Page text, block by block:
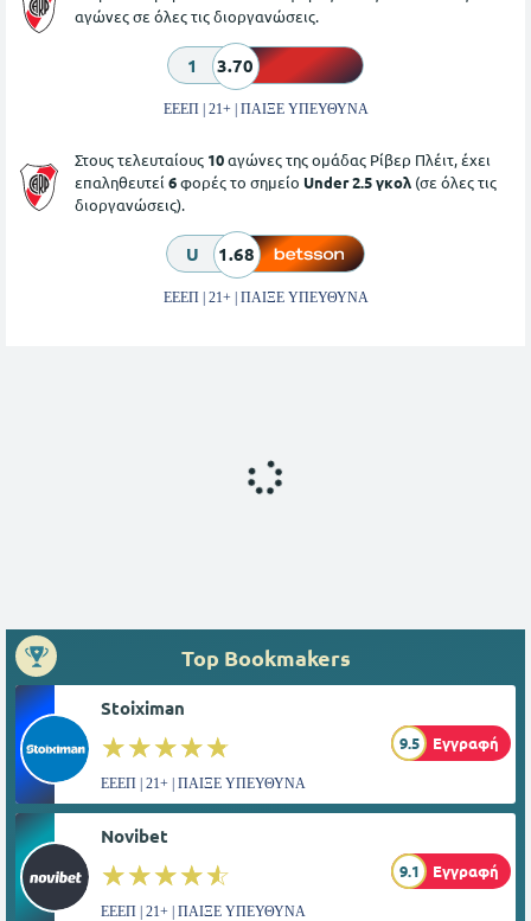
αγώνες σε όλες τις διοργανώσεις.
1 3.70
ΕΕΕΠ | 21+ | ΠΑΙΞΕ ΥΠΕΥΘΥΝΑ
Στους τελευταίους 10αγώνες της ομάδας Ρίβερ Πλέιτ, έχει
επαληθευτεί 6φορές το σημείο Under 2.5 γκολ (σε όλες τις
διοργανώσεις).
U 1.68
ΕΕΕΠ | 21+ | ΠΑΙΞΕ ΥΠΕΥΘΥΝΑ
Top Bookmakers
Stoiximan
☆☆☆☆☆
★★★★★ 9.5 Εγγραφή
ΕΕΕΠ | 21+ | ΠΑΙΞΕ ΥΠΕΥΘΥΝΑ
Novibet
☆☆☆☆☆
★★★★★ 9.1 Εγγραφή
ΕΕΕΠ | 21+ | ΠΑΙΞΕ ΥΠΕΥΘΥΝΑ